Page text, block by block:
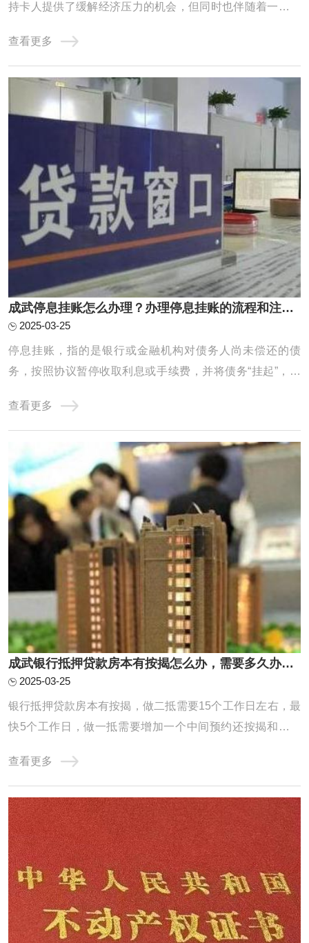
持卡人提供了缓解经济压力的机会，但同时也伴随着一些潜
信用卡停息挂账的首要好处是暂时减轻持卡人的资金压力。
在面临生活突发事件、收支不平衡或经济困难时，通过停息
挂账可以延迟部分信用卡还款，使持卡人能 ...
查看更多
成武停息挂账怎么办理？办理停息挂账的流程和注意事项有哪些？
2025-03-25
停息挂账，指的是银行或金融机构对债务人尚未偿还的债
务，按照协议暂停收取利息或手续费，并将债务“挂起”，直
用于债务人遇到经济困难，暂时无法偿还欠款时的一种临时
措施，目的是帮助债务人减轻经济负担，以便能在一定期限
内恢复还款能力。停息挂账的办理有一定的程 ...
查看更多
成武银行抵押贷款房本有按揭怎么办，需要多久办下来？
2025-03-25
银行抵押贷款房本有按揭，做二抵需要15个工作日左右，最
快5个工作日，做一抵需要增加一个中间预约还按揭和解压
也就是从还款到解压完需要花费一周时间，所以总共就是需
要20个工作日左右能放款。一抵具体操作流程梳理：预约提
前还款，一般需要提前半个月左右预约，特殊 ...
查看更多